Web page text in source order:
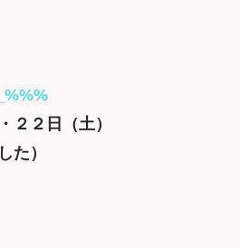
２２日（土）
た）